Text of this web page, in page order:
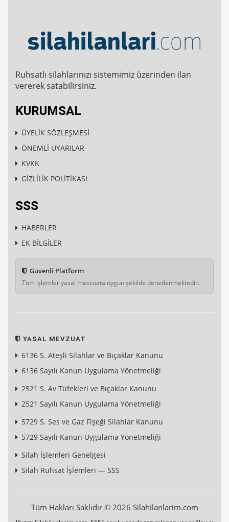
Ruhsatlı silahlarınızı sistemimiz üzerinden ilan
vererek satabilirsiniz.
KURUMSAL
ÜYELİK SÖZLEŞMESİ
ÖNEMLİ UYARILAR
KVKK
GİZLİLİK POLİTİKASI
SSS
HABERLER
EK BİLGİLER
Güvenli Platform
Tüm işlemler yasal mevzuata uygun şekilde denetlenmektedir.
YASAL MEVZUAT
6136 S. Ateşli Silahlar ve Bıçaklar Kanunu
6136 Sayılı Kanun Uygulama Yönetmeliği
2521 S. Av Tüfekleri ve Bıçaklar Kanunu
2521 Sayılı Kanun Uygulama Yönetmeliği
5729 S. Ses ve Gaz Fişeği Silahlar Kanunu
5729 Sayılı Kanun Uygulama Yönetmeliği
Silah İşlemleri Genelgesi
Silah Ruhsat İşlemleri — SSS
Tüm Hakları Saklıdır © 2026 Silahilanlarim.com